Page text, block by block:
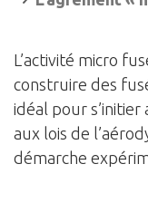
L’activité micro
construire des
idéal pour
aux lois de
démarche